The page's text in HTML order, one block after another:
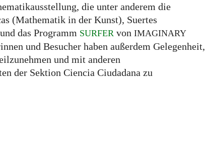
die unter anderem die
(Mathematik in der Kunst), Suertes
das Programm SURFER von IMAGINARY
und Besucher haben außerdem Gelegenheit,
und mit anderen
der Sektion Ciencia Ciudadana zu